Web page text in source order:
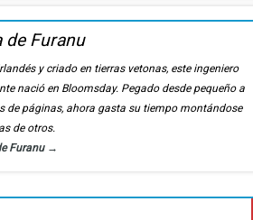
de Furanu
y criado en tierras vetonas, este ingeniero
nació en Bloomsday. Pegado desde pequeño a
de páginas, ahora gasta su tiempo montándose
de otros.
Furanu →